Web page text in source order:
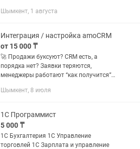
интеграции CRM систем с опытом
Шымкент, 1 августа
Интеграция / настройка amoCRM
от 15 000 ₸
🚀 Продажи буксуют? CRM есть, а
порядка нет? Заявки теряются,
менеджеры работают “как получится”,
Аудит текущей CRM-системы —
Настройка...
Шымкент, 8 июля
1С Программист
5 000 ₸
1С Бухгалтерия 1С Управление
торговлей 1С Зарплата и управление